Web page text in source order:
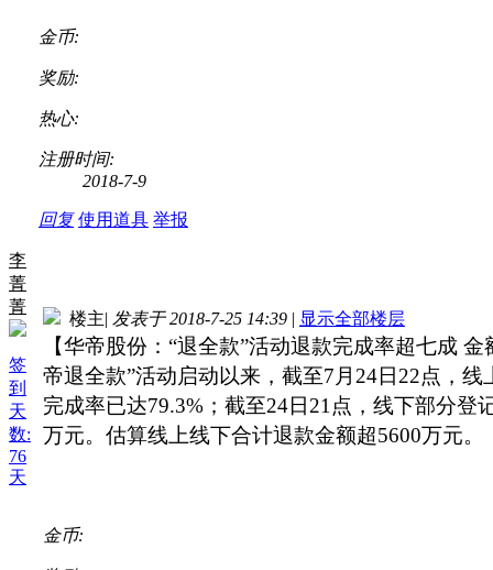
金币:
奖励:
热心:
注册时间:
2018-7-9
回复 使用道具 举报
李
菁
菁
签
到
天
数:
76
天
楼主| 发表于 2018-7-25 14:39 | 显示全部楼层
【华帝股份：“退全款”活动退款完成率超七成
帝退全款”活动启动以来，截至7月24日22点，
完成率已达79.3%；截至24日21点，线下部分登
万元。估算线上线下合计退款金额超5600万元。
金币: